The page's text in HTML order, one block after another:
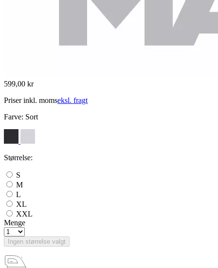
599,00 kr
Priser inkl. momseksl. fragt
Farve: Sort
Størrelse:
S
M
L
XL
XXL
Menge
Ingen størrelse valgt